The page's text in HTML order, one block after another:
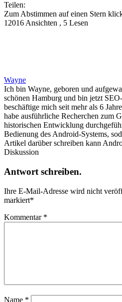
Teilen:
Zum Abstimmen auf einen Stern
12016 Ansichten , 5 Lesen
Wayne
Ich bin Wayne, geboren und
schönen Hamburg und bin jetzt
beschäftige mich seit mehr als 6
habe ausführliche Recherchen zum
historischen Entwicklung
Bedienung des Android-Systems,
Artikel darüber schreiben kann
Diskussion
Antwort schreiben.
Ihre E-Mail-Adresse wird nicht
markiert*
Kommentar *
Name *